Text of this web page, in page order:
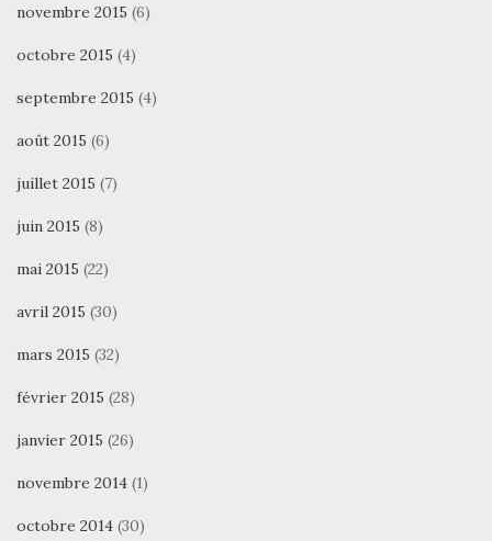
novembre 2015 (6)
octobre 2015 (4)
septembre 2015 (4)
août 2015 (6)
juillet 2015 (7)
juin 2015 (8)
mai 2015 (22)
avril 2015 (30)
mars 2015 (32)
février 2015 (28)
janvier 2015 (26)
novembre 2014 (1)
octobre 2014 (30)